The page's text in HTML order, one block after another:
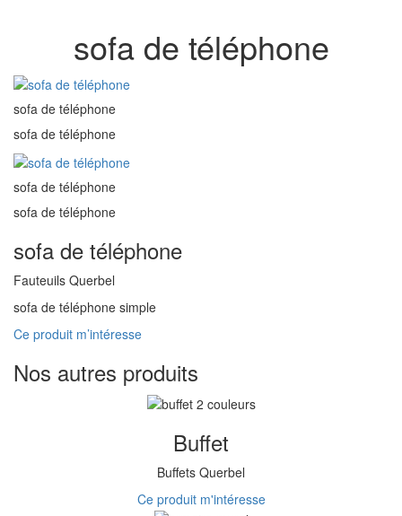
sofa de téléphone
sofa de téléphone
sofa de téléphone
sofa de téléphone
sofa de téléphone
sofa de téléphone
Fauteuils Querbel
sofa de téléphone simple
Ce produit m’intéresse
Nos autres produits
Buffet
Buffets Querbel
Ce produit m'intéresse